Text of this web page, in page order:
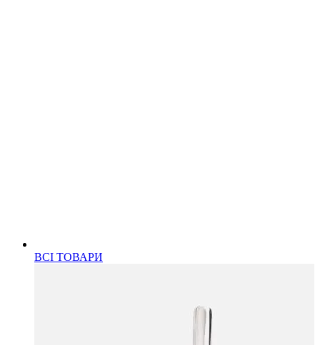
ВСІ ТОВАРИ